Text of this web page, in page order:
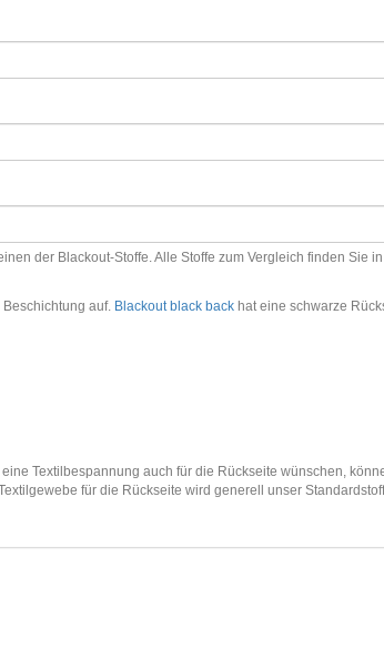
der Blackout-Stoffe. Alle Stoffe zum Vergleich finden Sie in
auf. Blackout black back hat eine schwarze
Textilbespannung auch für die Rückseite wünschen,
für die Rückseite wird generell unser Standardstoff